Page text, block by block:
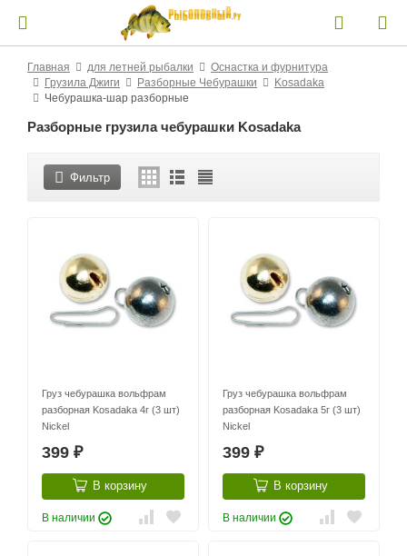
Главная для летней рыбалки
Оснастка и фурнитура
Грузила Джиги
Разборные Чебурашки
Kosadaka
Чебурашка-шар разборные
Разборные грузила чебурашки Kosadaka
Фильтр
Груз чебурашка вольфрам
разборная Kosadaka 4г (3 шт)
Nickel
399 ₽
В корзину
В наличии
Груз чебурашка вольфрам
разборная Kosadaka 5г (3 шт)
Nickel
399 ₽
В корзину
В наличии